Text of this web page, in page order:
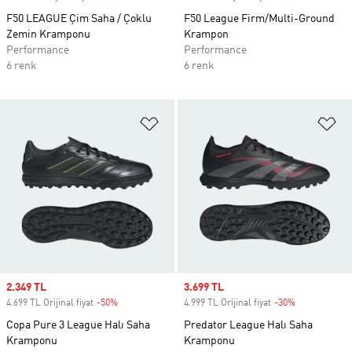
F50 LEAGUE Çim Saha / Çoklu
Zemin Kramponu
Performance
6 renk
F50 League Firm/Multi-Ground
Krampon
Performance
6 renk
Sale price
2.349 TL
4.699 TL Orijinal fiyat -50%
Copa Pure 3 League Halı Saha
Kramponu
Sale price
3.699 TL
4.999 TL Orijinal fiyat -30%
Predator League Halı Saha
Kramponu